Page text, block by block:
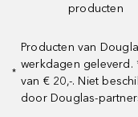
producten
*
Producten van
werkdagen geleverd.
van € 20,-. Niet
door Douglas-